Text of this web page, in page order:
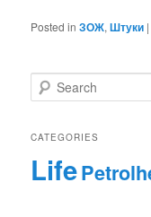
Posted in ЗОЖ,Штуки
e
rCATEGORIES
Life